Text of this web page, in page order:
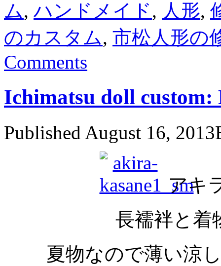
ム,ハンドメイド, 人形,
のカスタム, 市松人形の
Comments
Ichimatsu doll
Published August 16, 2013
アキ
長襦袢と着
夏物なので薄い涼